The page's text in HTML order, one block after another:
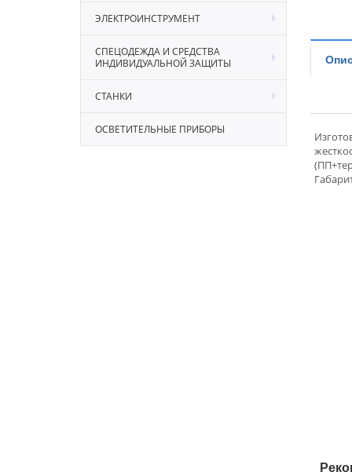
ЭЛЕКТРОИНСТРУМЕНТ
СПЕЦОДЕЖДА И СРЕДСТВА
ИНДИВИДУАЛЬНОЙ ЗАЩИТЫ
СТАНКИ
ОСВЕТИТЕЛЬНЫЕ ПРИБОРЫ